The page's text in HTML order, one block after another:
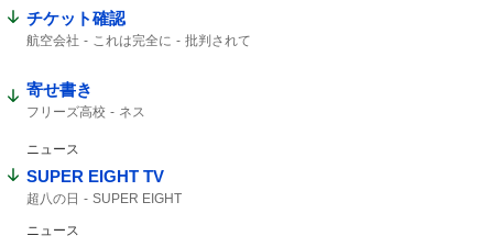
チケット確認
航空会社 これは完全に
批判されて
寄せ書き
フリーズ高校 ネス
ニュース
SUPER EIGHT TV
超八の日 SUPER EIGHT
ニュース